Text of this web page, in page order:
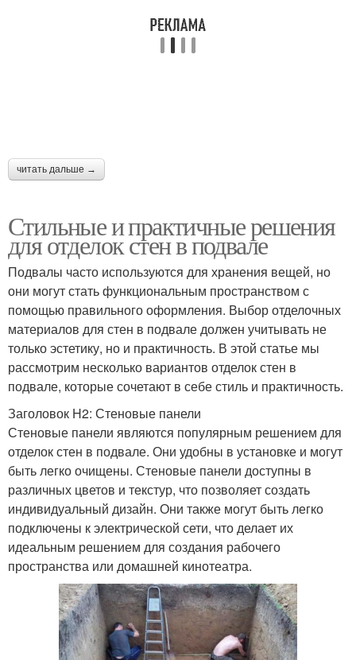
читать дальше →
Стильные и практичные решения
для отделок стен в подвале
Подвалы часто используются для хранения вещей, но
они могут стать функциональным пространством с
помощью правильного оформления. Выбор отделочных
материалов для стен в подвале должен учитывать не
только эстетику, но и практичность. В этой статье мы
рассмотрим несколько вариантов отделок стен в
подвале, которые сочетают в себе стиль и практичность.
Заголовок H2: Стеновые панели
Стеновые панели являются популярным решением для
отделок стен в подвале. Они удобны в установке и могут
быть легко очищены. Стеновые панели доступны в
различных цветов и текстур, что позволяет создать
индивидуальный дизайн. Они также могут быть легко
подключены к электрической сети, что делает их
идеальным решением для создания рабочего
пространства или домашней кинотеатра.